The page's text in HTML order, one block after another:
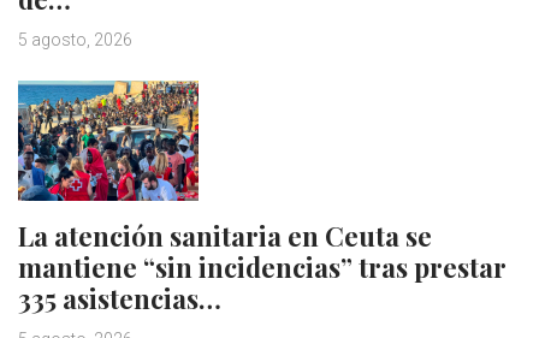
5 agosto, 2026
La atención sanitaria en Ceuta se
mantiene “sin incidencias” tras prestar
335 asistencias…